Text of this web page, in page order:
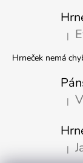
|
Hrneček nemá
|
|